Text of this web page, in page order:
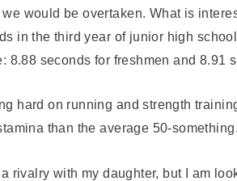
would be overtaken. What is
in the third year of junior high
8.88 seconds for freshmen and 8.91
hard on running and strength
than the average 50-something.
rivalry with my daughter, but I am